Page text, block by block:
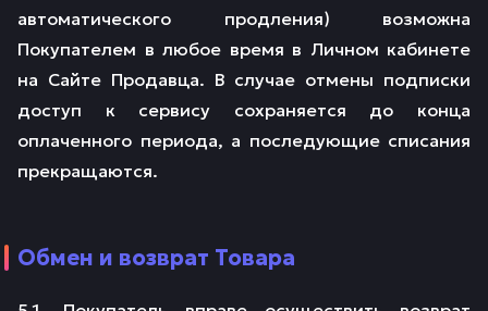
автоматического продления) возможна
Покупателем в любое время в Личном кабинете
на Сайте Продавца. В случае отмены подписки
доступ к сервису сохраняется до конца
оплаченного периода, а последующие списания
прекращаются.
Обмен и возврат Товара